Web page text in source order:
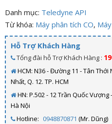
Danh mục: Teledyne API
Từ khóa: Máy phân tích CO,
Hỗ Trợ Khách Hàng
Tổng đài hỗ Trợ Khách Hàng :
HCM: N36 - Đường 11 - Tân Thới
Nhất, Q. 12. TP. HCM
HN: P.502 - 12 Trần Quốc Vượng
Hà Nội
Hotline: 0948870871 (Mr. Dũng)